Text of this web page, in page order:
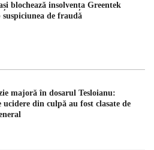
blochează insolvența Greentek
de fraudă
majoră în dosarul Tesloianu:
ucidere din culpă au fost clasate de